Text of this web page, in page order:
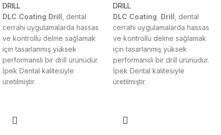
DRILL
DLC Coating Drill , dental
cerrahi uygulamalarda hassas
ve kontrollü delme sağlamak
için tasarlanmış yüksek
performanslı bir drill ürünüdür.
İpek Dental kalitesiyle
üretilmiştir.
DRILL
DLC Coating Drill , dental
cerrahi uygulamalarda hassas
ve kontrollü delme sağlamak
için tasarlanmış yüksek
performanslı bir drill ürünüdür.
İpek Dental kalitesiyle
üretilmiştir.